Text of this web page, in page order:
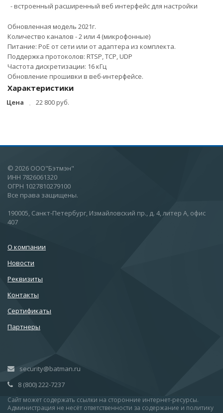
- встроенный расширенный веб интерфейс для настройки
Обновленная модель 2021г.
Количество каналов - 2 или 4 (микрофонные)
Питание: PoE от сети или от адаптера из комплекта.
Поддержка протоколов: RTSP, TCP, UDP
Частота дискретизации: 16 кГц
Обновление прошивки в веб-интерфейсе.
Характеристики
Цена 22 800 руб.
© 2026 ООО"Бэтмэн"
ИНН 7826061320
ОГРН 1027810279100
Все права защищены.
190005, Санкт-Петербург, Измайловский пр., д. 4, литер А, офис
407
О компании
Новости
Реквизиты
Контакты
Сертификаты
Партнеры
security@batman.ru
8 (800) 222-7237
Сайт может содержать ссылки на сторонние интернет-ресурсы.
Администрация не несёт ответственности за содержание и политику